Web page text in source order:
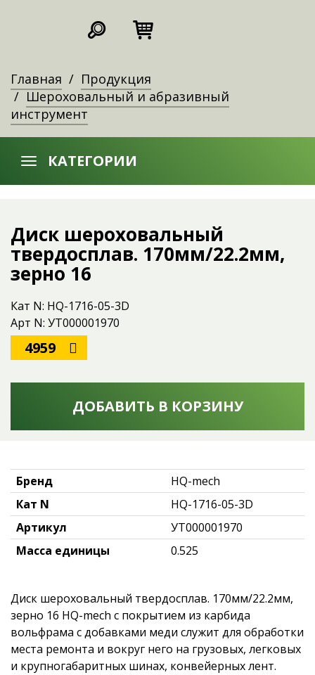
Главная
Продукция
Шероховальный и абразивный
инструмент
КАТЕГОРИИ
Диск шероховальный
твердосплав. 170мм/22.2мм,
зерно 16
Кат N: HQ-1716-05-3D
Арт N: УТ000001970
4959
ДОБАВИТЬ В КОРЗИНУ
Бренд
HQ-mech
Кат N
HQ-1716-05-3D
Артикул
УТ000001970
Масса единицы
0.525
Диск шероховальный твердосплав. 170мм/22.2мм,
зерно 16 HQ-mech с покрытием из карбида
вольфрама с добавками меди служит для обработки
места ремонта и вокруг него на грузовых, легковых
и крупногабаритных шинах, конвейерных лент.